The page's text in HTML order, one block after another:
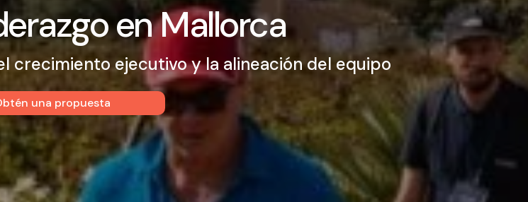
en Mallorca
crecimiento ejecutivo y la alineación del equipo
una propuesta